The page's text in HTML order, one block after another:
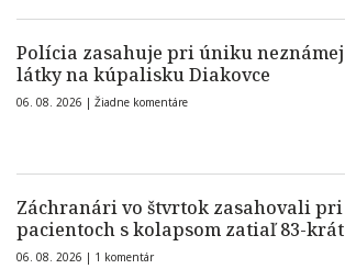
Polícia zasahuje pri úniku neznámej
látky na kúpalisku Diakovce
06. 08. 2026 | Žiadne komentáre
Záchranári vo štvrtok zasahovali pri
pacientoch s kolapsom zatiaľ 83-krát
06. 08. 2026 | 1 komentár